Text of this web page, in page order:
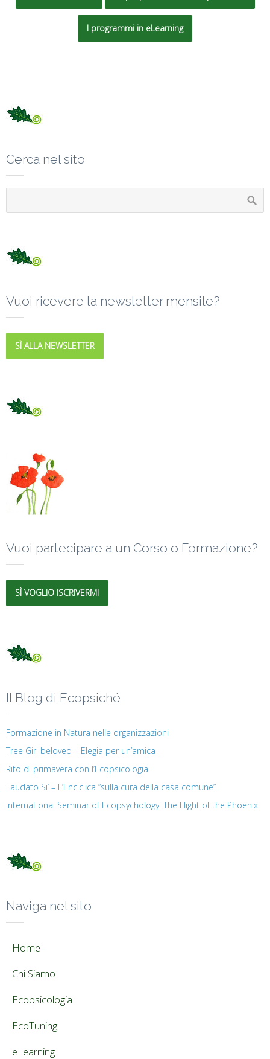
I programmi in eLearning
Cerca nel sito
Vuoi ricevere la newsletter mensile?
SÌ ALLA NEWSLETTER
Vuoi partecipare a un Corso o Formazione?
SÌ VOGLIO ISCRIVERMI
Il Blog di Ecopsiché
Formazione in Natura nelle organizzazioni
Tree Girl beloved – Elegia per un’amica
Rito di primavera con l’Ecopsicologia
Laudato Si’ – L’Enciclica “sulla cura della casa comune”
International Seminar of Ecopsychology: The Flight of the Phoenix
Naviga nel sito
Home
Chi Siamo
Ecopsicologia
EcoTuning
eLearning